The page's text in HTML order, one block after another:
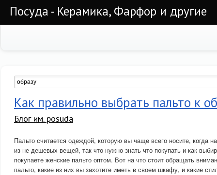
Посуда - Керамика, Фарфор и другие
Как правильно выбрать пальто к
Блог им. posuda
Пальто считается одеждой, которую вы чаще всего носите, когда
из не дешевых вещей, так что нужно знать что покупать и как
покупаете женские пальто оптом. Вот на что стоит обращать
пальто, какие из них вы захотите иметь в своем шкафу, и какие